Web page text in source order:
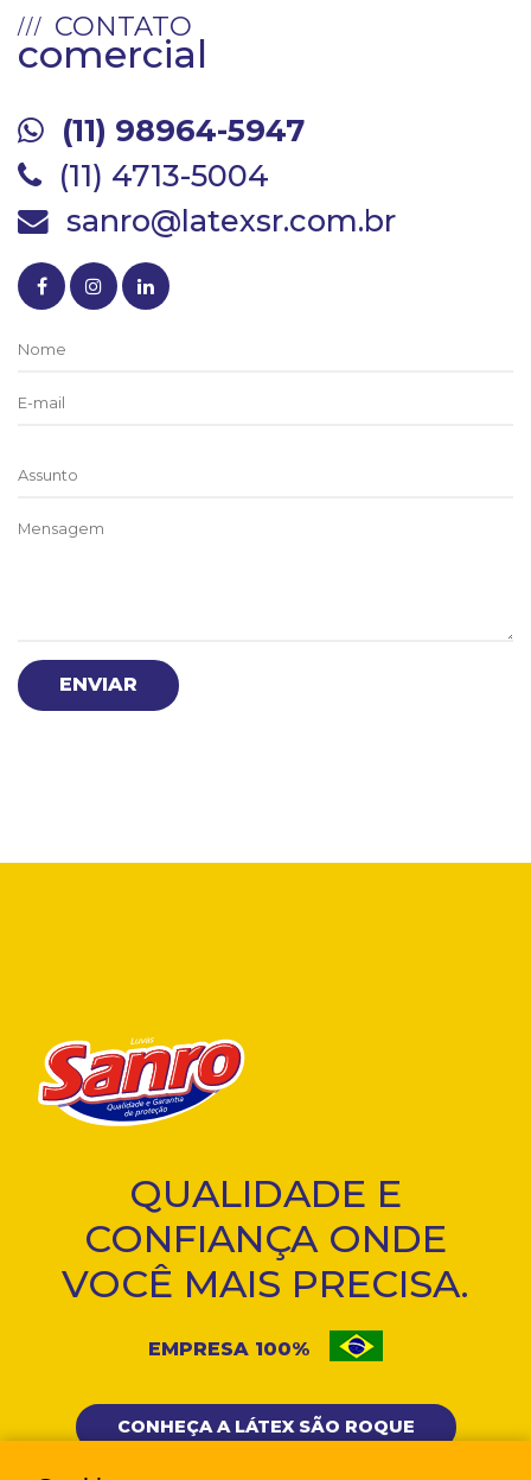
CONTATO
comercial
(11) 98964-5947
(11) 4713-5004
sanro@latexsr.com.br
QUALIDADE E
CONFIANÇA ONDE
VOCÊ MAIS PRECISA.
EMPRESA 100%
CONHEÇA A LÁTEX SÃO ROQUE